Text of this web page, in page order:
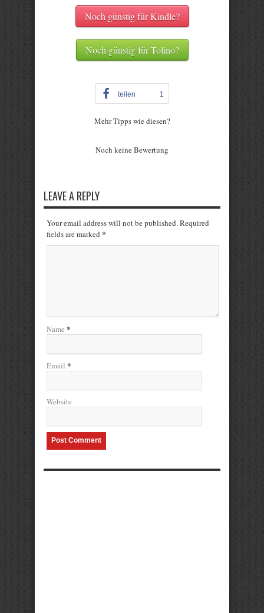
Noch günstig für Kindle?
Noch günstig für Tolino?
teilen 1
Mehr Tipps wie diesen?
Noch keine Bewertung
LEAVE A REPLY
Your email address will not be published. Required
fields are marked *
Name *
Email *
Website